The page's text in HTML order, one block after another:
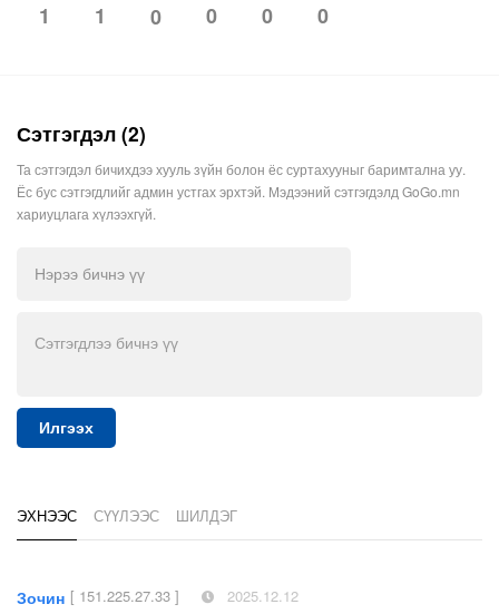
1 1 0 0 0 0
Сэтгэгдэл (2)
Та сэтгэгдэл бичихдээ хууль зүйн болон ёс суртахууныг баримтална уу.
Ёс бус сэтгэгдлийг админ устгах эрхтэй. Мэдээний сэтгэгдэлд GoGo.mn
хариуцлага хүлээхгүй.
Илгээх
ЭХНЭЭС СҮҮЛЭЭС ШИЛДЭГ
Зочин [ 151.225.27.33 ] 2025.12.12